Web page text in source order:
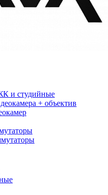
и студийные
+ объектив